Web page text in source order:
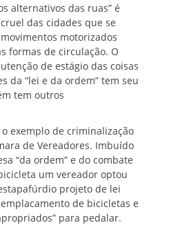
alternativos das ruas” é
das cidades que se
motorizados
formas de circulação. O
de estágio das coisas
da “lei e da ordem” tem seu
tem outros
exemplo de criminalização
de Vereadores. Imbuído
“da ordem” e do combate
um vereador optou
projeto de lei
de bicicletas e
para pedalar.